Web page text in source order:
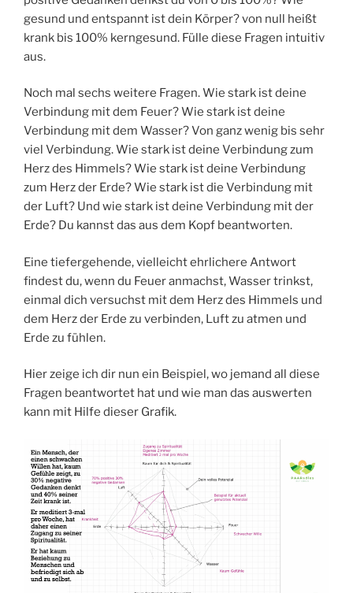
gesund und entspannt ist dein Körper? von null heißt
krank bis 100% kerngesund. Fülle diese Fragen intuitiv
aus.
Noch mal sechs weitere Fragen. Wie stark ist deine
Verbindung mit dem Feuer? Wie stark ist deine
Verbindung mit dem Wasser? Von ganz wenig bis sehr
viel Verbindung. Wie stark ist deine Verbindung zum
Herz des Himmels? Wie stark ist deine Verbindung
zum Herz der Erde? Wie stark ist die Verbindung mit
der Luft? Und wie stark ist deine Verbindung mit der
Erde? Du kannst das aus dem Kopf beantworten.
Eine tiefergehende, vielleicht ehrlichere Antwort
findest du, wenn du Feuer anmachst, Wasser trinkst,
einmal dich versuchst mit dem Herz des Himmels und
dem Herz der Erde zu verbinden, Luft zu atmen und
Erde zu fühlen.
Hier zeige ich dir nun ein Beispiel, wo jemand all diese
Fragen beantwortet hat und wie man das auswerten
kann mit Hilfe dieser Grafik.